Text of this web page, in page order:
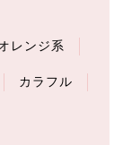
レンジ系
カラフル